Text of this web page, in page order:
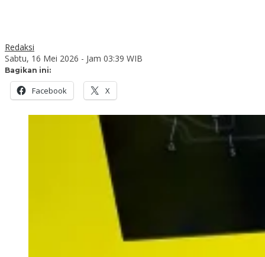
Redaksi
Sabtu, 16 Mei 2026 - Jam 03:39 WIB
Bagikan ini:
Facebook X